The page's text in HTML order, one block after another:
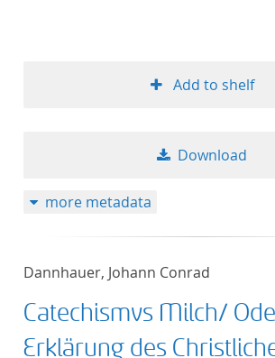
Add to shelf
Download
more metadata
Dannhauer, Johann Conrad
Catechismvs Milch/
Erklärung des